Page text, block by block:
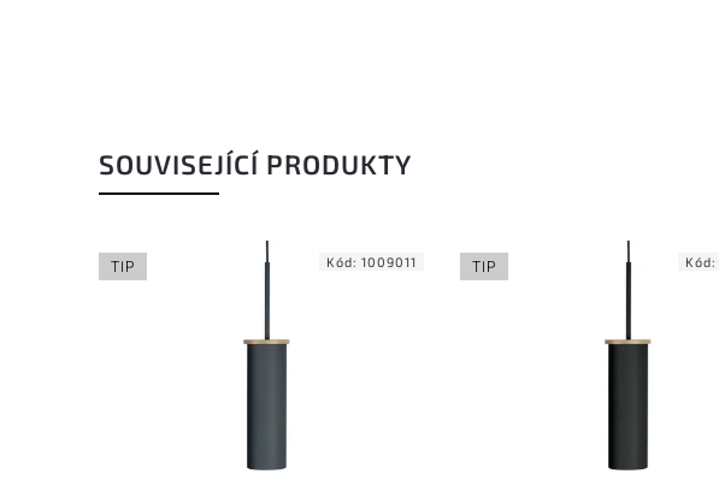
SOUVISEJÍCÍ PRODUKTY
TIP Kód: 1009011 TIP Kód: